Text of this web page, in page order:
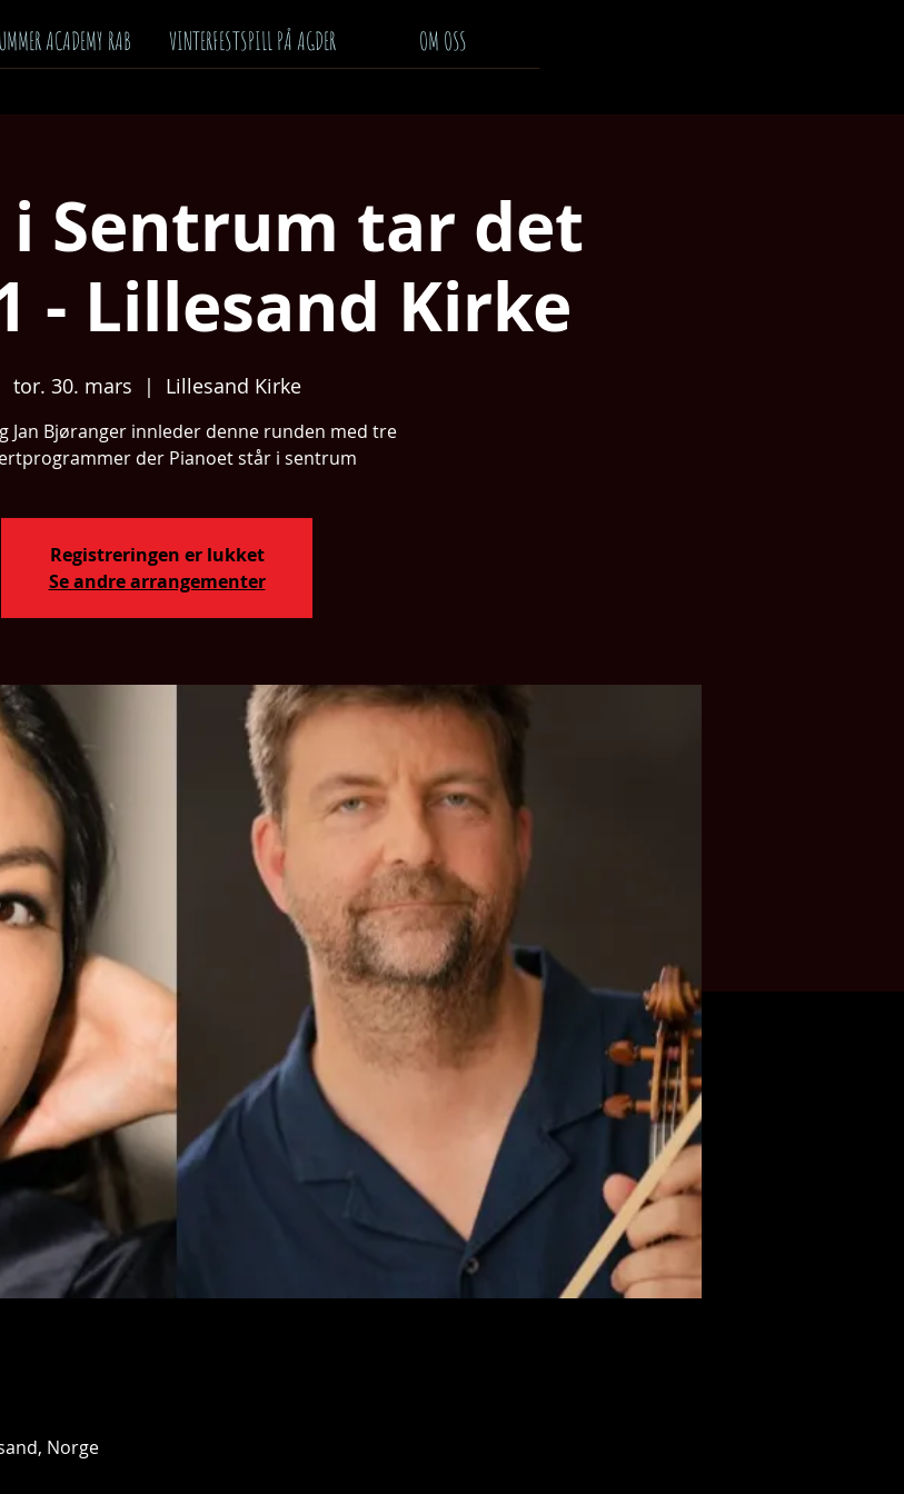
ACADEMY RAB VINTERFESTSPILL PÅ AGDER OM OSS
i Sentrum tar det
- Lillesand Kirke
tor. 30. mars
  |
Lillesand Kirke
Jan Bjøranger innleder denne runden med tre
der Pianoet står i sentrum
Registreringen er lukket
Se andre arrangementer
Norge